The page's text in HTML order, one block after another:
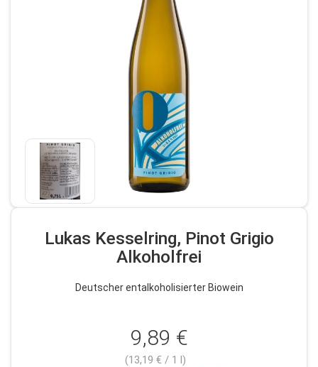
Lukas Kesselring, Pinot Grigio
Alkoholfrei
Deutscher entalkoholisierter Biowein
9,89 €
(13,19 € / 1 l)